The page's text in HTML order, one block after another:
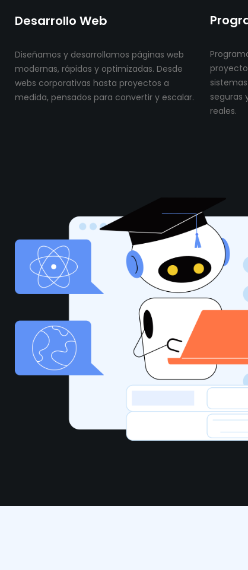
Desarrollo Web
Diseñamos y desarrollamos páginas web
modernas, rápidas y optimizadas. Desde
webs corporativas hasta proyectos a
medida, pensados para convertir y escalar.
seguras
reales.